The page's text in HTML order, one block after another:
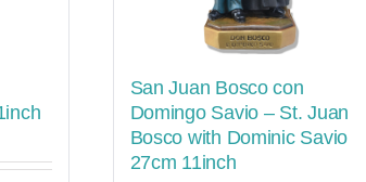
San Juan Bosco con
Domingo Savio – St. Juan
Bosco with Dominic Savio
27cm 11inch